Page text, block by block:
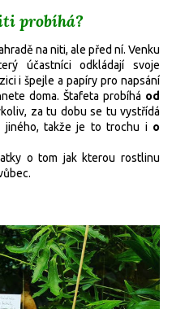
probíhá?
na niti, ale před ní. Venku
účastníci odkládají svoje
i špejle a papíry pro napsání
doma. Štafeta probíhá od
za tu dobu se tu vystřídá
jiného, takže je to trochu i o
o tom jak kterou rostlinu